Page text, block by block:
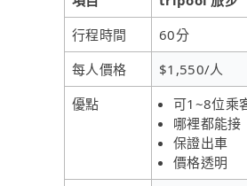
行程時間
60分
每人價格
$1,550/人
優點
可1~8位乘
哪裡都能接
保證出車
價格透明